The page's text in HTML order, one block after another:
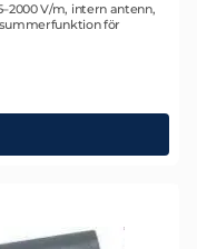
V/m, intern antenn,
för
3 kHz, 5V/